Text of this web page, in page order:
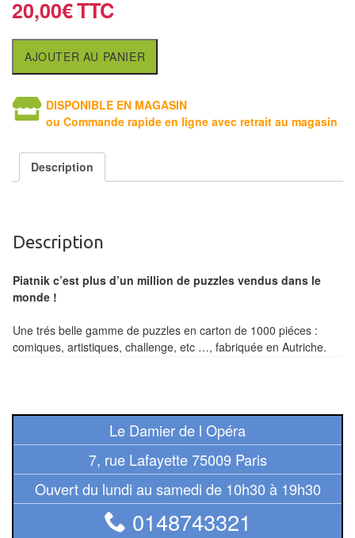
Logiciels
d'échecs
en
anglais
Livres
Tables
Accessoires
de
société
de
Collectionner
(TCG)
20,00€
AJOUTER AU PANIER
DISPONIBLE EN MAGASIN
ou Commande rapide en ligne avec retrait au magasin
Description
Description
Piatnik c’est plus d’un million de puzzles vendus dans le
monde !
Une trés belle gamme de puzzles en carton de 1000 piéces :
comiques, artistiques, challenge, etc …, fabriquée en Autriche.
Le Damier de l Opéra
7, rue Lafayette 75009 Paris
Ouvert du lundi au samedi de 10h30 à 19h30
0148743321